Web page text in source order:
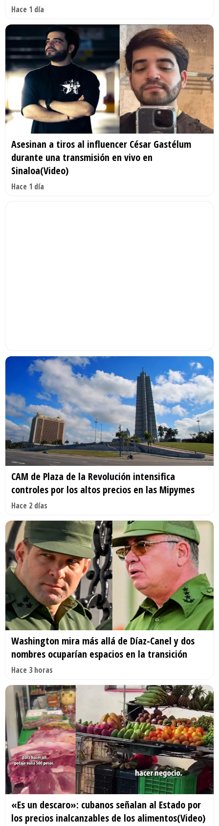
Hace 1 día
Asesinan a tiros al influencer César Gastélum
durante una transmisión en vivo en
Sinaloa(Video)
Hace 1 día
CAM de Plaza de la Revolución intensifica
controles por los altos precios en las Mipymes
Hace 2 días
Washington mira más allá de Díaz-Canel y dos
nombres ocuparían espacios en la transición
Hace 3 horas
«Es un descaro»: cubanos señalan al Estado por
los precios inalcanzables de los alimentos(Video)